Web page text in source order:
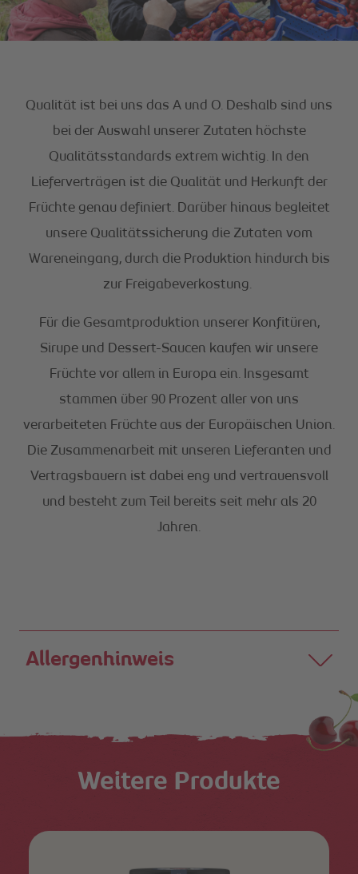
Qualität ist bei uns das A und O. Deshalb sind uns
bei der Auswahl unserer Zutaten höchste
Qualitätsstandards extrem wichtig. In den
Lieferverträgen ist die Qualität und Herkunft der
Früchte genau definiert. Darüber hinaus begleitet
unsere Qualitätssicherung die Zutaten vom
Wareneingang, durch die Produktion hindurch bis
zur Freigabeverkostung.
Für die Gesamtproduktion unserer Konfitüren,
Sirupe und Dessert-Saucen kaufen wir unsere
Früchte vor allem in Europa ein. Insgesamt
stammen über 90 Prozent aller von uns
verarbeiteten Früchte aus der Europäischen Union.
Die Zusammenarbeit mit unseren Lieferanten und
Vertragsbauern ist dabei eng und vertrauensvoll
und besteht zum Teil bereits seit mehr als 20
Jahren.
Allergenhinweis
Weitere Produkte